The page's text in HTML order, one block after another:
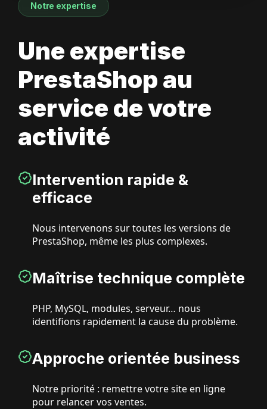
Notre expertise
Une expertise
PrestaShop au
service de votre
activité
Intervention rapide &
efficace
Nous intervenons sur toutes les versions de
PrestaShop, même les plus complexes.
Maîtrise technique complète
PHP, MySQL, modules, serveur… nous
identifions rapidement la cause du problème.
Approche orientée business
Notre priorité : remettre votre site en ligne
pour relancer vos ventes.